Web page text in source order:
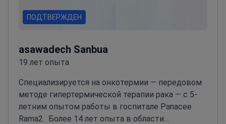
ПОДТВЕРЖДЕН
asawadech Sanbua
19 лет опыта
Специализируется на онкотермии — передовом
методе гипертермической терапии рака — с 5-
летним опытом работы в госпитале Panacee
Rama2.
Более 14 лет опыта в области